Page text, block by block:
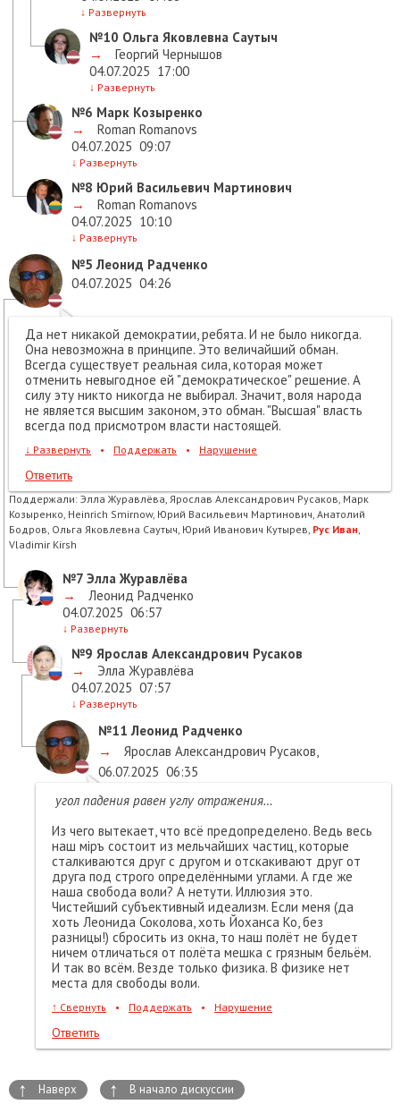
↓ Развернуть
№10 Ольга Яковлевна Саутыч
→
Георгий Чернышов
04.07.2025 17:00
↓ Развернуть
№6 Марк Козыренко
→
Roman Romanovs
04.07.2025 09:07
↓ Развернуть
№8 Юрий Васильевич Мартинович
→
Roman Romanovs
04.07.2025 10:10
↓ Развернуть
№5 Леонид Радченко
04.07.2025 04:26
Да нет никакой демократии, ребята. И не было никогда.
Она невозможна в принципе. Это величайший обман.
Всегда существует реальная сила, которая может
отменить невыгодное ей "демократическое" решение. А
силу эту никто никогда не выбирал. Значит, воля народа
не является высшим законом, это обман. "Высшая" власть
всегда под присмотром власти настоящей.
↓ Развернуть • Поддержать • Нарушение
Ответить
Поддержали: Элла Журавлёва, Ярослав Александрович Русаков, Марк
Козыренко, Heinrich Smirnow, Юрий Васильевич Мартинович, Анатолий
Бодров, Ольга Яковлевна Саутыч, Юрий Иванович Кутырев, Рус Иван,
Vladimir Kirsh
№7 Элла Журавлёва
→
Леонид Радченко
04.07.2025 06:57
↓ Развернуть
№9 Ярослав Александрович Русаков
→
Элла Журавлёва
04.07.2025 07:57
↓ Развернуть
№11 Леонид Радченко
→
Ярослав Александрович Русаков,
06.07.2025 06:35
угол падения равен углу отражения…
Из чего вытекает, что всё предопределено. Ведь весь
наш мiръ состоит из мельчайших частиц, которые
сталкиваются друг с другом и отскакивают друг от
друга под строго определёнными углами. А где же
наша свобода воли? А нетути. Иллюзия это.
Чистейший субъективный идеализм. Если меня (да
хоть Леонида Соколова, хоть Йоханса Ко, без
разницы!) сбросить из окна, то наш полёт не будет
ничем отличаться от полёта мешка с грязным бельём.
И так во всём. Везде только физика. В физике нет
места для свободы воли.
↑ Свернуть • Поддержать • Нарушение
Ответить
↑ Наверх ↑ В начало дискуссии